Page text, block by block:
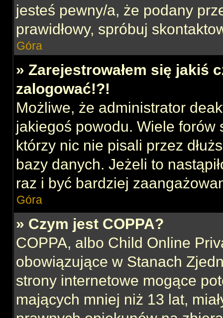
jesteś pewny/a, że podany
prawidłowy, spróbuj
Góra
» Zarejestrowałem się jakiś
zalogować!?!
Możliwe, że administrator
jakiegoś powodu. Wiele forów
którzy nic nie pisali przez
bazy danych. Jeżeli to
raz i być bardziej
Góra
» Czym jest COPPA?
COPPA, albo Child Online
obowiązujące w Stanach
strony internetowe mogące
mających mniej niż 13 lat,